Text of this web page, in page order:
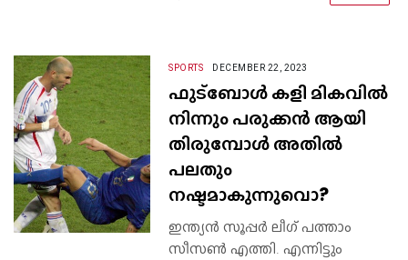
SPORTS DECEMBER 22, 2023
ഫുട്ബോൾ കളി മികവിൽ
നിന്നും പരുക്കൻ ആയി
തിരുമ്പോൾ അതിൽ
പലതും
നഷ്ടമാകുന്നുവൊ?
ഇന്ത്യൻ സൂപ്പർ ലീഗ് പത്താം
സീസൺ എത്തി. എന്നിട്ടും